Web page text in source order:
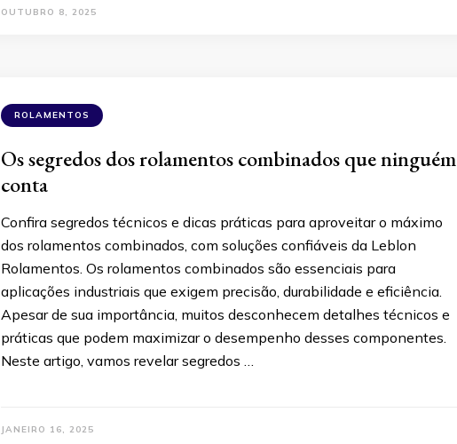
OUTUBRO 8, 2025
ROLAMENTOS
Os segredos dos rolamentos combinados que ninguém
conta
Confira segredos técnicos e dicas práticas para aproveitar o máximo
dos rolamentos combinados, com soluções confiáveis da Leblon
Rolamentos. Os rolamentos combinados são essenciais para
aplicações industriais que exigem precisão, durabilidade e eficiência.
Apesar de sua importância, muitos desconhecem detalhes técnicos e
práticas que podem maximizar o desempenho desses componentes.
Neste artigo, vamos revelar segredos …
JANEIRO 16, 2025